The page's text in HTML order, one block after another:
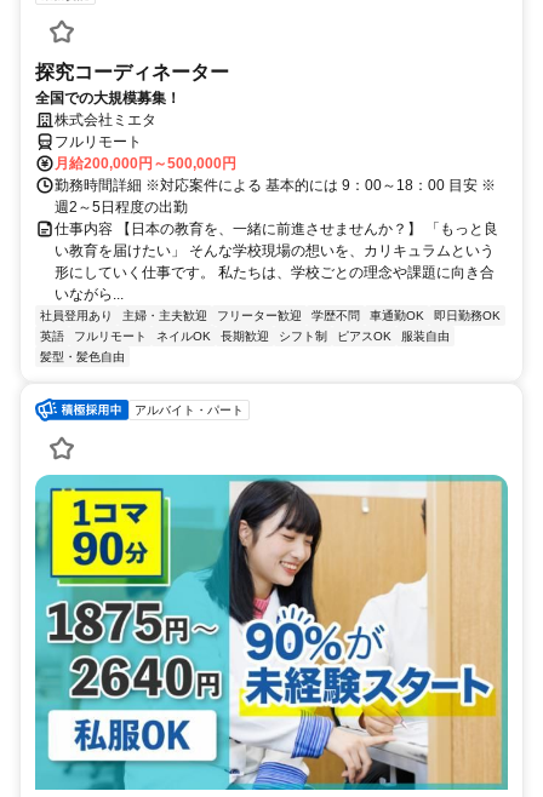
探究コーディネーター
全国での大規模募集！
株式会社ミエタ
フルリモート
月給200,000円～500,000円
勤務時間詳細 ※対応案件による 基本的には 9：00～18：00 目安 ※
週2～5日程度の出勤
仕事内容 【日本の教育を、一緒に前進させませんか？】 「もっと良
い教育を届けたい」 そんな学校現場の想いを、カリキュラムという
形にしていく仕事です。 私たちは、学校ごとの理念や課題に向き合
いながら...
社員登用あり 主婦・主夫歓迎 フリーター歓迎 学歴不問 車通勤OK
即日勤務OK
英語
フルリモート ネイルOK 長期歓迎 シフト制 ピアスOK
服装自由
髪型・髪色自由
アルバイト・パート